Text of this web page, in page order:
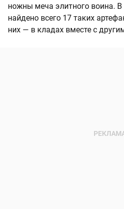
ножны меча элитного воина.
найдено всего 17 таких
них — в кладах вместе с